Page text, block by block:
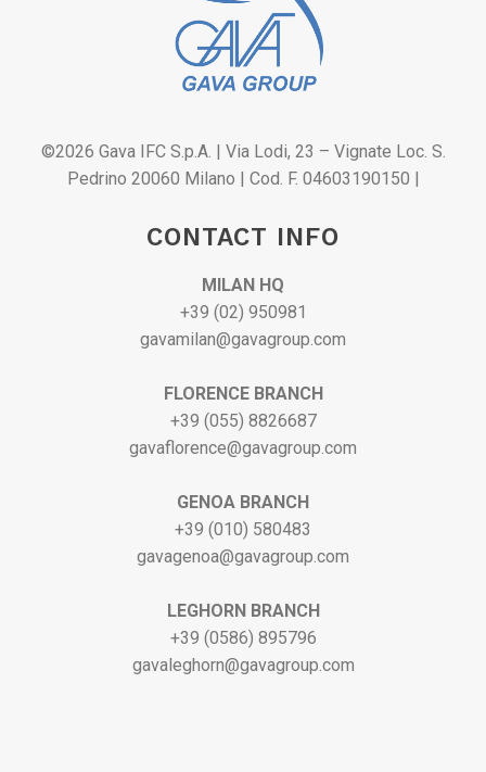
©2026 Gava IFC S.p.A. | Via Lodi, 23 – Vignate Loc. S.
Pedrino 20060 Milano | Cod. F. 04603190150 |
CONTACT INFO
MILAN HQ
+39 (02) 950981
gavamilan@gavagroup.com
FLORENCE BRANCH
+39 (055) 8826687
gavaflorence@gavagroup.com
GENOA BRANCH
+39 (010) 580483
gavagenoa@gavagroup.com
LEGHORN BRANCH
+39 (0586) 895796
gavaleghorn@gavagroup.com